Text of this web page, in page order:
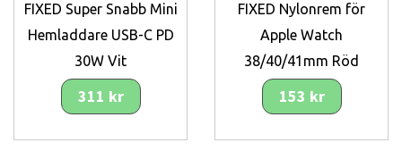
FIXED Super Snabb Mini
Hemladdare USB-C PD
30W Vit
311 kr
FIXED Nylonrem för
Apple Watch
38/40/41mm Röd
153 kr